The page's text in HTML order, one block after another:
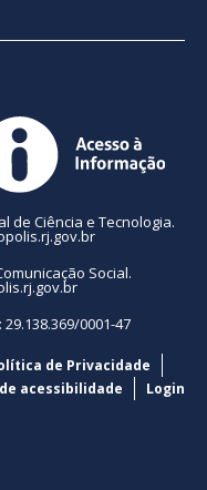
de Ciência e Tecnologia.
Social.
0001-47
de Privacidade
acessibilidade Login